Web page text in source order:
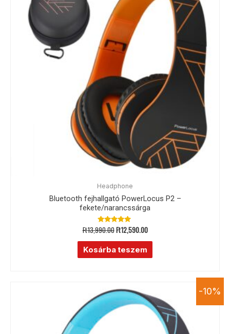
Headphone
Bluetooth fejhallgató PowerLocus P2 –
fekete/narancssárga
Értékelés:
4.97
/ 5
Ft13,990.00Ft12,590.00
Kosárba teszem
-10%